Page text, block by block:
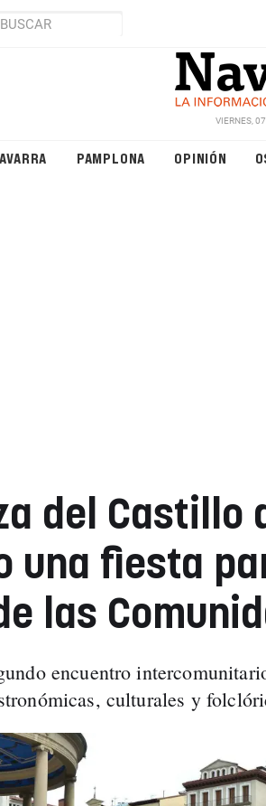
VIERNES,
PAMPLONA OPINIÓN
del Castillo
una fiesta
las
encuentro
culturales y